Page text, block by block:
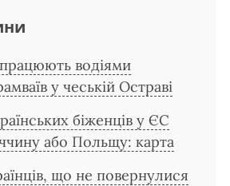
працюють водіями
у чеській Остраві
біженців у ЄС
або Польщу: карта
що не повернулися